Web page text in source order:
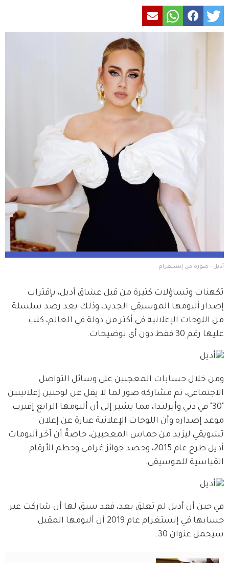
أديل - صورة من إنستغرام
تكهنات وتساؤلات كثيرة من قبل عشاق أديل، بإقتراب
إصدار ألبومها الموسيقي الجديد، وذلك بعد رصد سلسلة
من اللوحات الإعلانية في أكثر من دولة في العالم، كتب
عليها رقم 30 فقط دون أي توضيحات.
ومن خلال حسابات المعجبين على وسائل التواصل
الاجتماعي، تم مشاركة صور لما لا يقل عن لوحتين إعلانيتين
"30" في دبي وأيرلندا، مما يشير إلى أن ألبومها الرابع إقترب
موعد إصداره وأن اللوحات الإعلانية عبارة عن إعلان
تشويقي ليزيد من حماس المعجبين، خاصةً أن آخر ألبومات
أديل طرح عام 2015، وحصد جوائز غرامي وحطم الأرقام
القياسية للموسيقى.
في حين أن أديل لم تعلق بعد، فقد سبق لها أن شاركت عبر
حسابها في إنستغرام عام 2019 أن ألبومها المقبل
سيحمل عنوان 30.